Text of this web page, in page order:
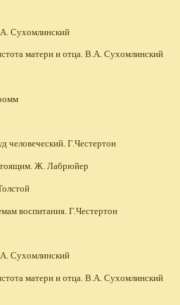
Сухомлинский
матери и отца. В.А. Сухомлинский
человеческий. Г.Честертон
Ж. Лабрюйер
воспитания. Г.Честертон
Сухомлинский
матери и отца. В.А. Сухомлинский